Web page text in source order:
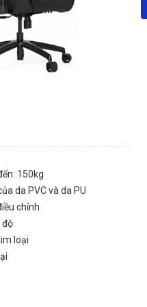
150kg
da PVC và da PU
chỉnh
độ
loại